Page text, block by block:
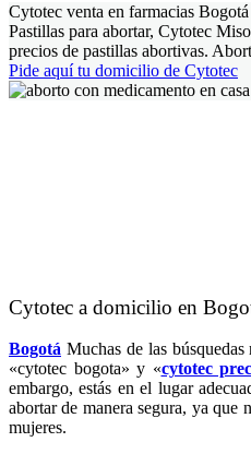
Cytotec venta en farmacias Bogotá
Pastillas para abortar, Cytotec
precios de pastillas abortivas.
Pide aquí tu domicilio de Cytotec
Cytotec a domicilio en
Bogotá Muchas de las
«cytotec bogota» y «cytotec
embargo, estás en el lugar
abortar de manera segura, ya que
mujeres.